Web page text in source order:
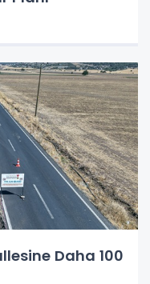
Daha 100